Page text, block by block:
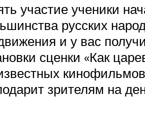
участие ученики
русских
и у вас
сценки «Как
зрителям на